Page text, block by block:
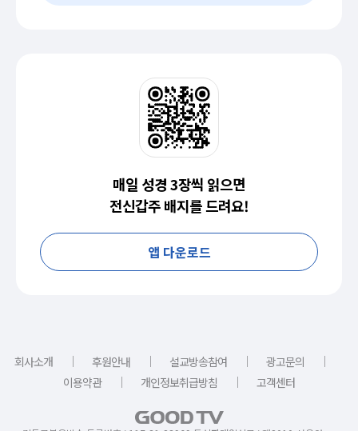
매일 성경 3장씩 읽으면
전신갑주 배지를 드려요!
앱 다운로드
회사소개 ｜ 후원안내 ｜ 설교방송참여 ｜ 광고문의
｜
이용약관
｜ 개인정보취급방침 ｜ 고객센터